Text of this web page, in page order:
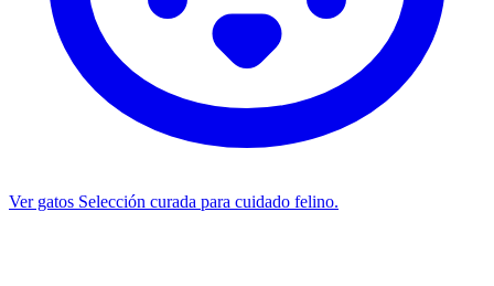
Ver gatos Selección curada para cuidado felino.